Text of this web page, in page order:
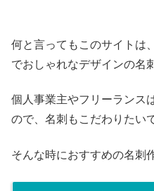
何と言ってもこのサイトは
でおしゃれなデザインの名
個人事業主やフリーランス
ので、名刺もこだわりたい
そんな時におすすめの名刺